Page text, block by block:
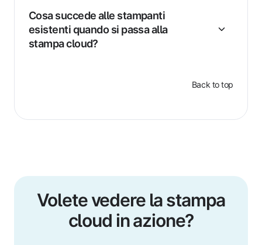
Cosa succede alle stampanti
esistenti quando si passa alla
stampa cloud?
Back to top
Volete vedere la stampa
cloud in azione?